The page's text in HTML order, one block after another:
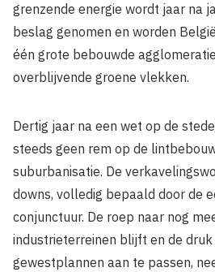
grenzende energie wordt jaar na
beslag genomen en worden
één grote bebouwde
overblijvende groene vlekken.
Dertig jaar na een wet op de
steeds geen rem op de
suburbanisatie. De
downs, volledig bepaald door de
conjunctuur. De roep naar nog
industrieterreinen blijft en de
gewestplannen aan te passen,